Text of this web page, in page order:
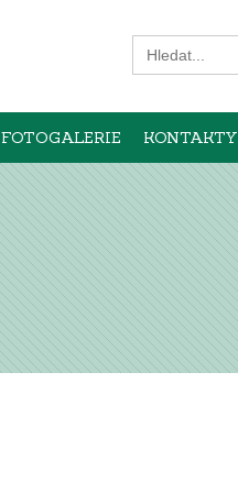
Search
for:
FOTOGALERIE KONTAKTY